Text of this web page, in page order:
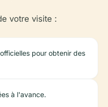
votre visite :
pour obtenir des
à l'avance.